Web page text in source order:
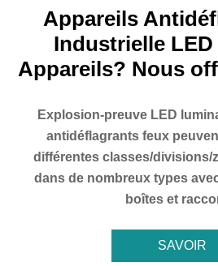
Appareils
Industrielle
Appareils? Nous
Explosion-preuve LED
antidéflagrants feux
différentes classes/divisions/
dans de nombreux types
boîtes et
SAVOIR